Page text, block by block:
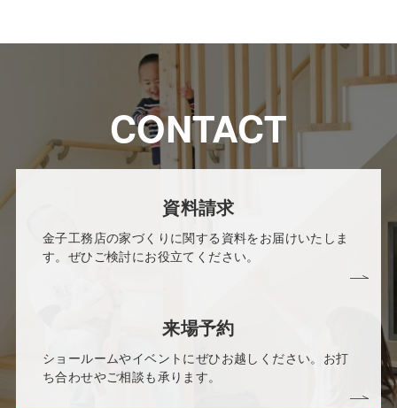
CONTACT
資料請求
金子工務店の家づくりに関する資料をお届けいたしま
す。ぜひご検討にお役立てください。
来場予約
ショールームやイベントにぜひお越しください。お打
ち合わせやご相談も承ります。